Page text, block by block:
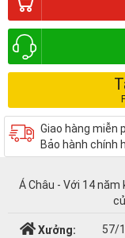
Giao hàng miễn
Bảo hành chính
Á Châu - Với 14
Xưởng:
57/